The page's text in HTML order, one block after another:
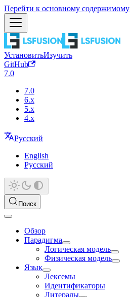
Перейти к основному содержимому
УстановитьИзучить
GitHub
7.0
7.0
6.x
5.x
4.x
Русский
English
Русский
Поиск
Обзор
Парадигма
Логическая модель
Физическая модель
Язык
Лексемы
Идентификаторы
Литералы